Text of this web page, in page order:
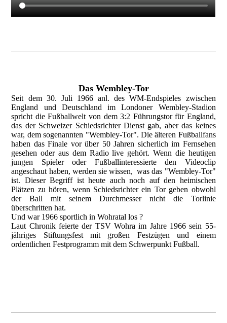
Das Wembley-Tor
Seit dem 30. Juli 1966 anl. des WM-Endspieles zwischen
England und Deutschland im Londoner Wembley-Stadion
spricht die Fußballwelt von dem 3:2 Führungstor für England,
das der Schweizer Schiedsrichter Dienst gab, aber das keines
war, dem sogenannten "Wembley-Tor". Die älteren Fußballfans
haben das Finale vor über 50 Jahren sicherlich im Fernsehen
gesehen oder aus dem Radio live gehört. Wenn die heutigen
jungen Spieler oder Fußballinteressierte den Videoclip
angeschaut haben, werden sie wissen, was das "Wembley-Tor"
ist. Dieser Begriff ist heute auch noch auf den heimischen
Plätzen zu hören, wenn Schiedsrichter ein Tor geben obwohl
der Ball mit seinem Durchmesser nicht die Torlinie
überschritten hat.
Und war 1966 sportlich in Wohratal los ?
Laut Chronik feierte der TSV Wohra im Jahre 1966 sein 55-
jähriges Stiftungsfest mit großen Festzügen und einem
ordentlichen Festprogramm mit dem Schwerpunkt Fußball.